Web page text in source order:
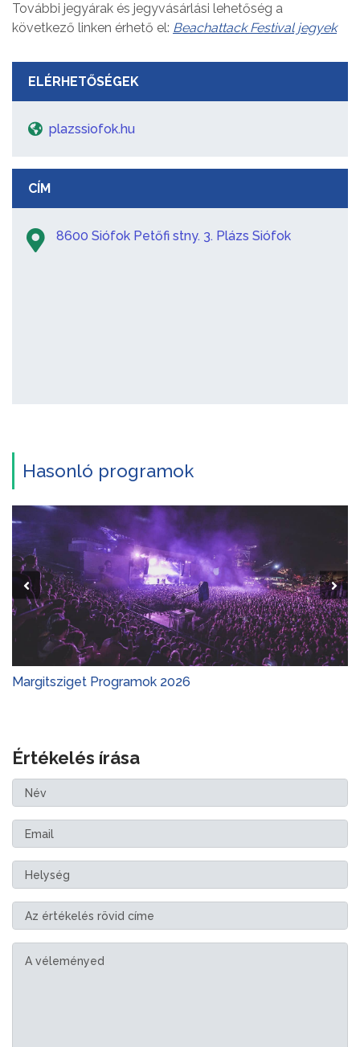
További jegyárak és jegyvásárlási lehetőség a
következő linken érhető el: Beachattack Festival jegyek
ELÉRHETŐSÉGEK
plazssiofok.hu
CÍM
8600 Siófok Petőfi stny. 3. Plázs Siófok
Hasonló programok
Margitsziget Programok 2026
Értékelés írása